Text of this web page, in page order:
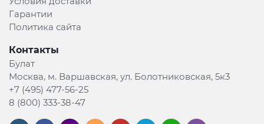
Гарантии
Политика сайта
Контакты
Булат
Москва, м. Варшавская, ул. Болотниковская, 5к3
+7 (495) 477-56-25
8 (800) 333-38-47